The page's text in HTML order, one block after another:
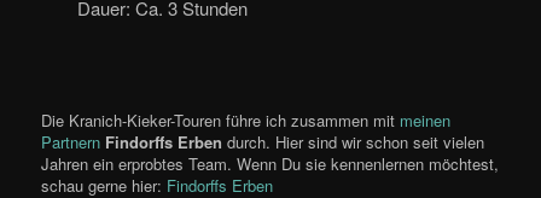
Dauer: Ca. 3 Stunden
Die Kranich-Kieker-Touren führe ich zusammen mit meinen
Partnern Findorffs Erben durch. Hier sind wir schon seit vielen
Jahren ein erprobtes Team. Wenn Du sie kennenlernen möchtest,
schau gerne hier: Findorffs Erben